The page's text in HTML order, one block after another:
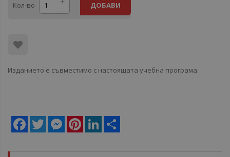
Кол-во ДОБАВИ
Изданието е съвместимо с настоящата учебна програма.
Facebook
Twitter MessengerPinterestLinkedIn